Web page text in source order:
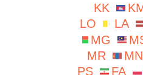
KK
LO
LA
MG
MR
MN
PS
FA